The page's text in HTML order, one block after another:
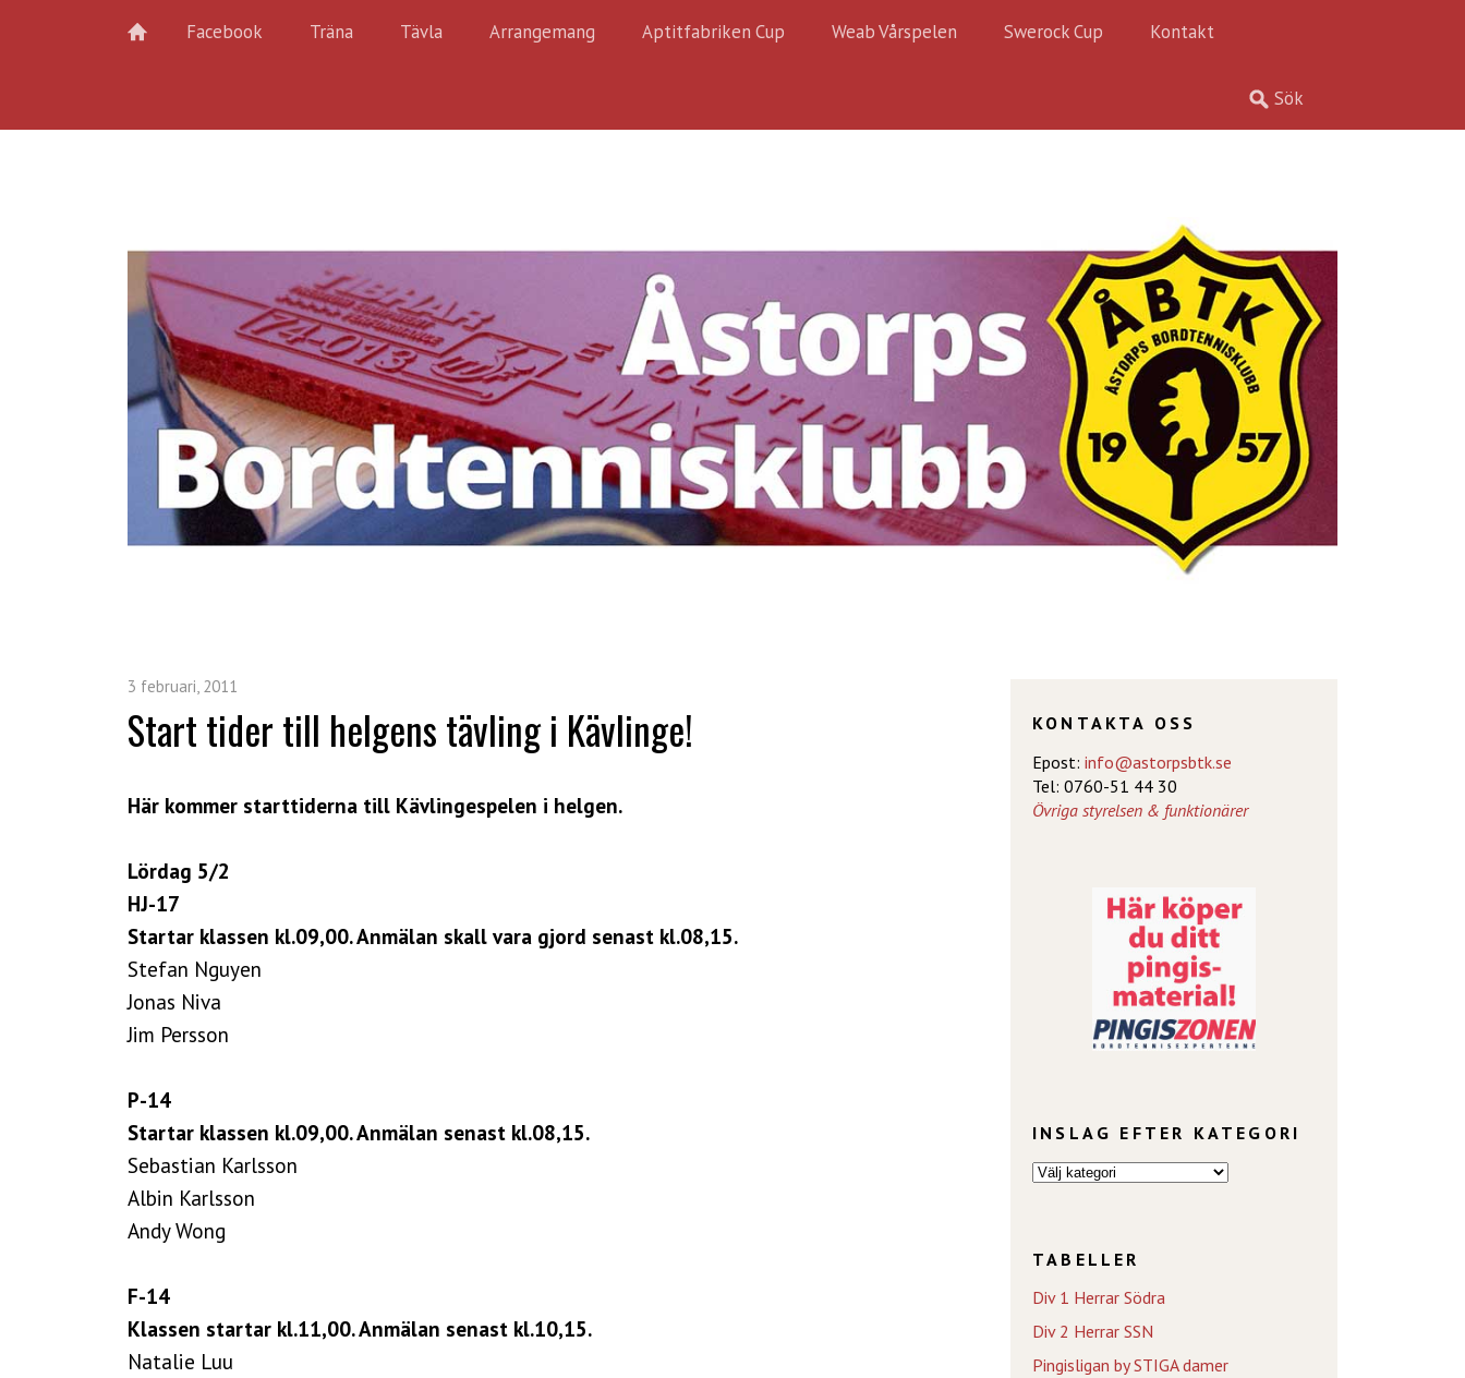
Facebook Träna Tävla Arrangemang Aptitfabriken Cup Weab Vårspelen Swerock Cup Kontakt
3 februari, 2011
Start tider till helgens tävling i Kävlinge!
Här kommer starttiderna till Kävlingespelen i helgen.
Lördag 5/2
HJ-17
Startar klassen kl.09,00. Anmälan skall vara gjord senast kl.08,15.
Stefan Nguyen
Jonas Niva
Jim Persson
P-14
Startar klassen kl.09,00. Anmälan senast kl.08,15.
Sebastian Karlsson
Albin Karlsson
Andy Wong
F-14
Klassen startar kl.11,00. Anmälan senast kl.10,15.
Natalie Luu
KONTAKTA OSS
Epost: info@astorpsbtk.se
Tel: 0760-51 44 30
Övriga styrelsen & funktionärer
INSLAG EFTER KATEGORI
TABELLER
Div 1 Herrar Södra
Div 2 Herrar SSN
Pingisligan by STIGA damer